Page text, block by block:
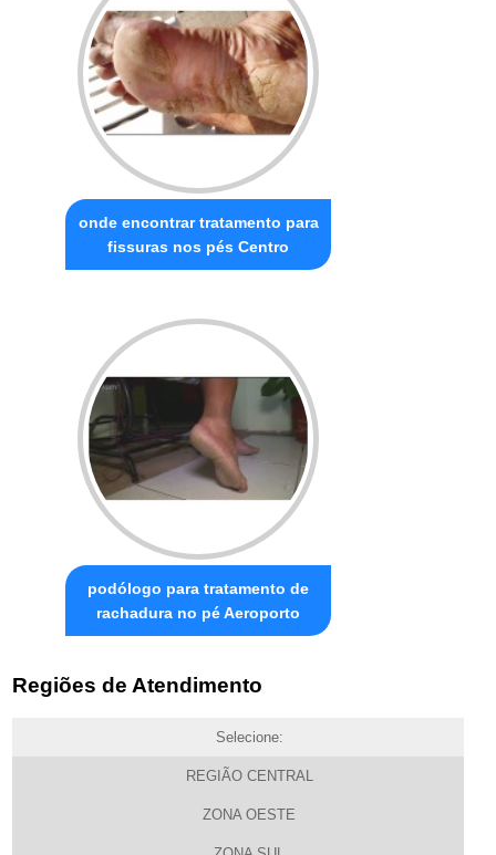
onde encontrar tratamento para
fissuras nos pés Centro
podólogo para tratamento de
rachadura no pé Aeroporto
Regiões de Atendimento
Selecione:
REGIÃO CENTRAL
ZONA OESTE